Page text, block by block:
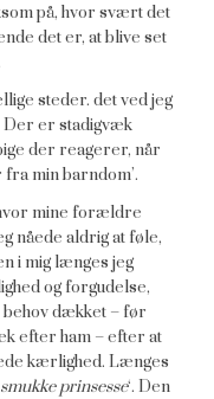
på, hvor svært det
det er, at blive set
steder. det ved jeg
Der er stadigvæk
der reagerer, når
min barndom’.
mine forældre
nåede aldrig at føle,
i mig længes jeg
og forgudelse,
behov dækket – før
efter ham – efter at
kærlighed. Længes
prinsesse‘. Den